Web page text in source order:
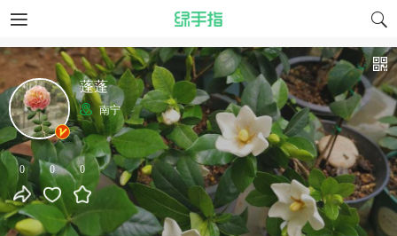
0 0 0
蓬蓬
南宁